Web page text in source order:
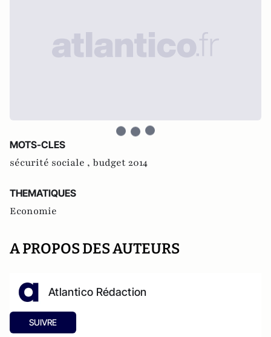
MOTS-CLES
sécurité sociale , budget 2014
THEMATIQUES
Economie
A PROPOS DES AUTEURS
Atlantico Rédaction
SUIVRE